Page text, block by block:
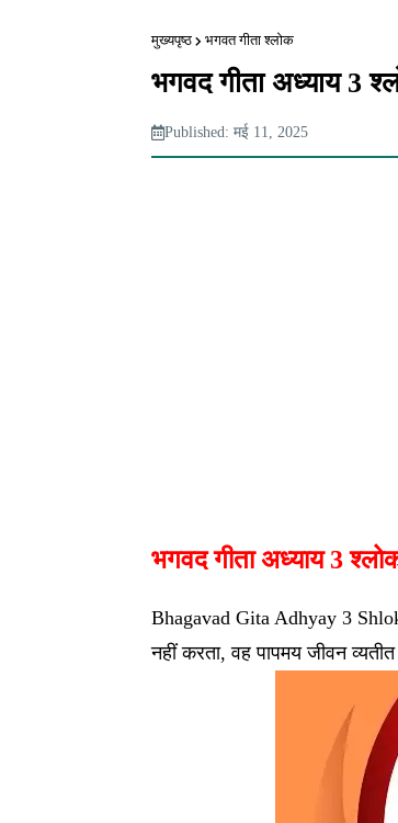
मुख्यपृष्ठ भगवत गीता श्लोक
भगवद गीता अध्याय 3
Published: मई 11, 2025
भगवद गीता अध्याय 3
Bhagavad Gita Adhyay 3 Shlok
नहीं करता, वह पापमय जीवन